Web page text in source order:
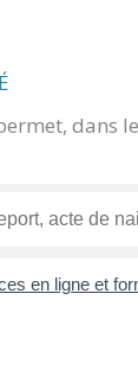
dans
en ligne et